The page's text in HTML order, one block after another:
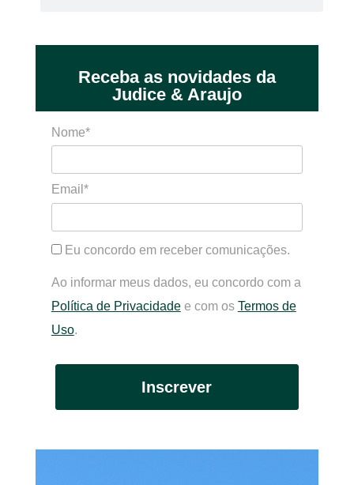
Receba as novidades da
Judice & Araujo
Nome*
Email*
Eu concordo em receber comunicações.
Ao informar meus dados, eu concordo com a
Política de Privacidadee com os Termos de
Uso.
Inscrever